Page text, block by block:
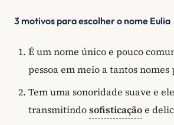
3 motivos para escolher o nome Eulia
É um nome único e pouco
pessoa em meio a tantos nomes
Tem uma sonoridade suave e
transmitindosofisticaçãoe